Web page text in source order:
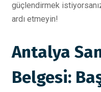
güçlendirmek
ardı etmeyin!
Antalya
Belgesi: